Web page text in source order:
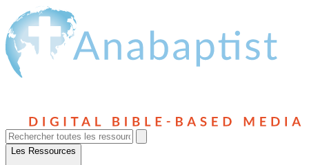
Les Ressources